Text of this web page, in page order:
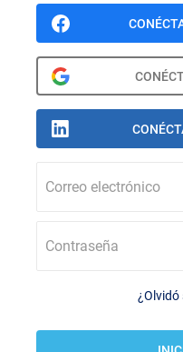
Correo electrónico
Contraseña